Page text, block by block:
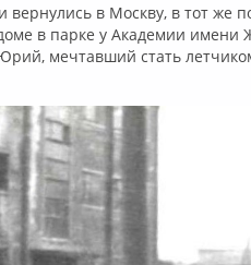
в Москву, в тот же
в парке у Академии имени
мечтавший стать